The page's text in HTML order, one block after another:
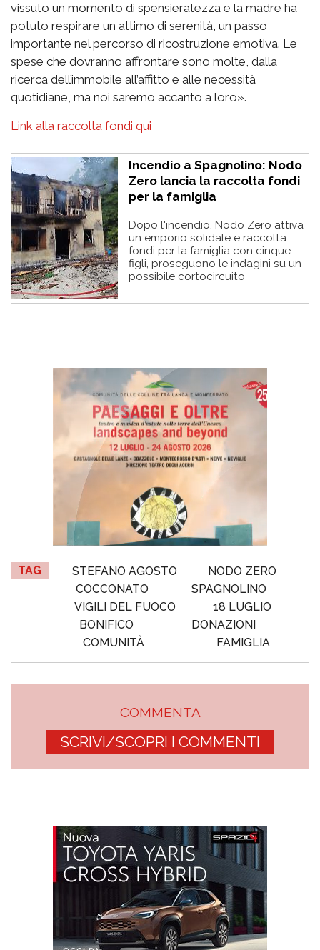
vissuto un momento di spensieratezza e la madre ha
potuto respirare un attimo di serenità, un passo
importante nel percorso di ricostruzione emotiva. Le
spese che dovranno affrontare sono molte, dalla
ricerca dell’immobile all’affitto e alle necessità
quotidiane, ma noi saremo accanto a loro».
Link alla raccolta fondi qui
Incendio a Spagnolino: Nodo
Zero lancia la raccolta fondi
per la famiglia
Dopo l'incendio, Nodo Zero attiva
un emporio solidale e raccolta
fondi per la famiglia con cinque
figli, proseguono le indagini su un
possibile cortocircuito
TAG STEFANO AGOSTO
NODO ZERO
COCCONATO
SPAGNOLINO
VIGILI DEL FUOCO
18 LUGLIO
BONIFICO
DONAZIONI
COMUNITÀ
FAMIGLIA
COMMENTA
SCRIVI/SCOPRI I COMMENTI